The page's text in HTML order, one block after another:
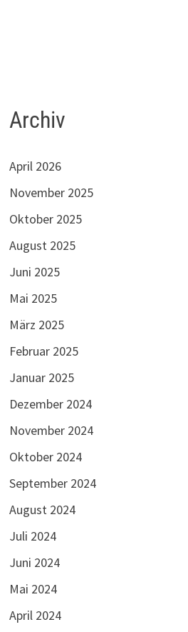
Archiv
April 2026
November 2025
Oktober 2025
August 2025
Juni 2025
Mai 2025
März 2025
Februar 2025
Januar 2025
Dezember 2024
November 2024
Oktober 2024
September 2024
August 2024
Juli 2024
Juni 2024
Mai 2024
April 2024